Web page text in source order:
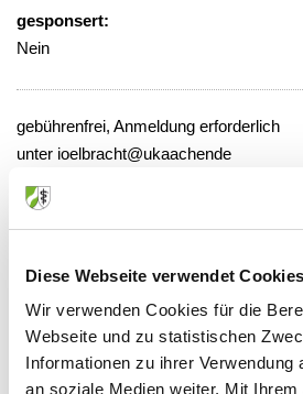
Diese Webseite verwendet Cookies
Wir verwenden Cookies für die
Webseite und zu statistischen
Informationen zu ihrer Verwendung
an soziale Medien weiter. Mit
gesponsert:
Nein
gebührenfrei, Anmeldung erforderlich
unter ioelbracht@ukaachende
Veranstaltungsort:
Universitätsklinikum, Medizinische
Konferenzraum
Pauwelsstraße 30, 52074 Aachen